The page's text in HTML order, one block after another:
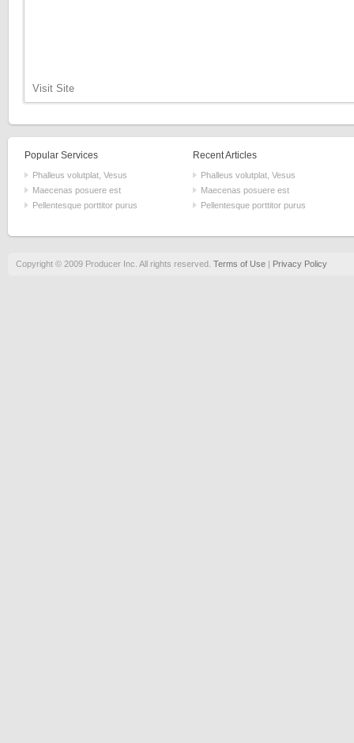
Visit Site
Popular Services
Phalleus volutplat, Vesus
Maecenas posuere est
Pellentesque porttitor purus
Recent Articles
Phalleus volutplat, Vesus
Maecenas posuere est
Pellentesque porttitor purus
Copyright © 2009 Producer Inc. All rights reserved. Terms of Use| Privacy Policy